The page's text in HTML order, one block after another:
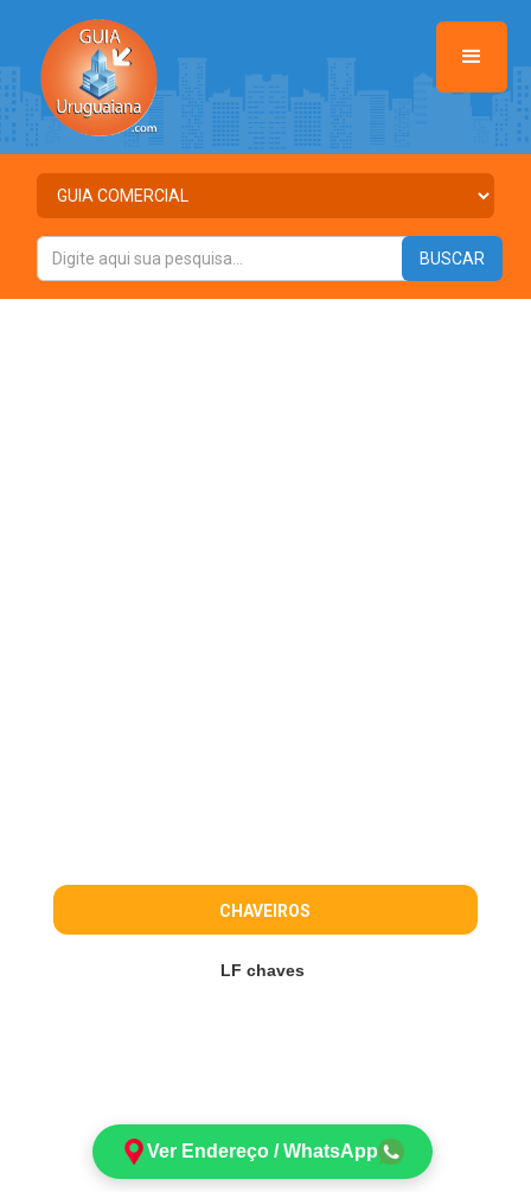
CHAVEIROS
LF chaves
Ver Endereço / WhatsApp